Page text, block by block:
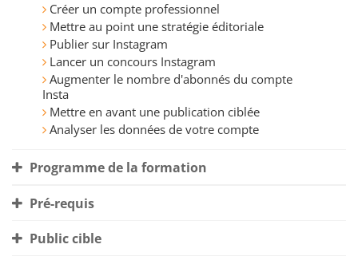
Créer un compte professionnel
Mettre au point une stratégie éditoriale
Publier sur Instagram
Lancer un concours Instagram
Augmenter le nombre d'abonnés du compte
Insta
Mettre en avant une publication ciblée
Analyser les données de votre compte
Programme de la formation
Pré-requis
Public cible